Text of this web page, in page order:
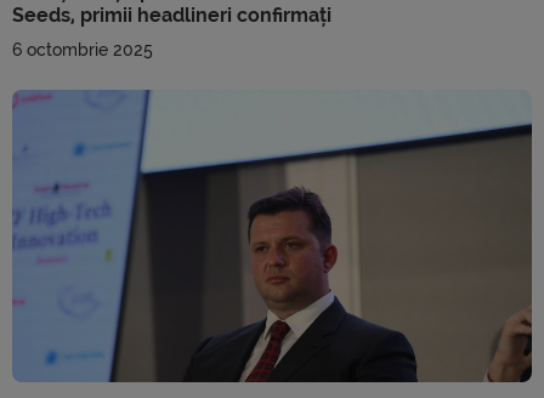
Seeds, primii headlineri confirmați
6 octombrie 2025